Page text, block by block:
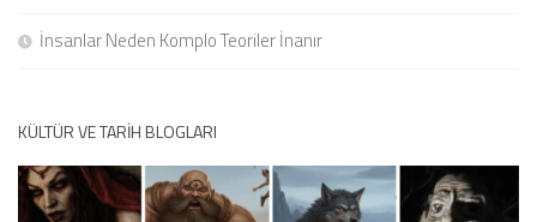
İnsanlar Neden Komplo Teoriler İnanır
KÜLTÜR VE TARIH BLOGLARI